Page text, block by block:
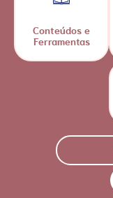
Conteúdos e
Ferramentas